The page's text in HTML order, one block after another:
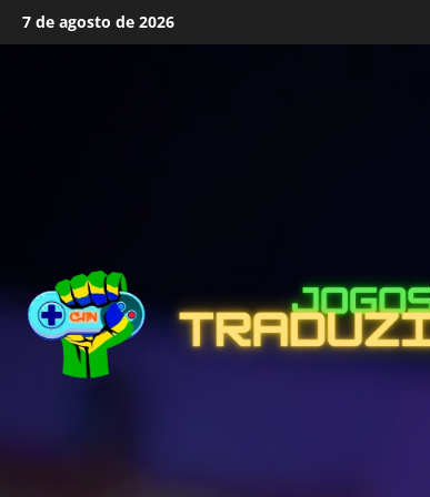
Skip
to
7 de agosto de 2026